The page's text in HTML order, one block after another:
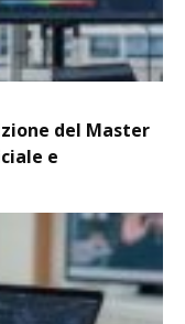
del Master
e